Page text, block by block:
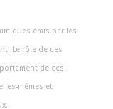
émis par les
Le rôle de ces
de ces
mêmes et